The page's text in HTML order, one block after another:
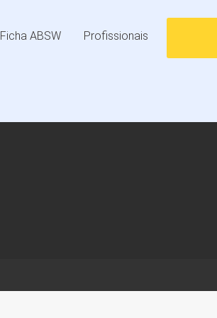
Ficha ABSW Profissionais